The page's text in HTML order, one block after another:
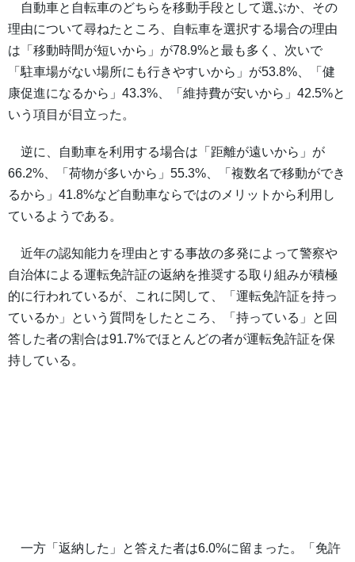
自動車と自転車のどちらを移動手段として選ぶか、その
理由について尋ねたところ、自転車を選択する場合の理由
は「移動時間が短いから」が78.9%と最も多く、次いで
「駐車場がない場所にも行きやすいから」が53.8%、「健
康促進になるから」43.3%、「維持費が安いから」42.5%と
いう項目が目立った。
逆に、自動車を利用する場合は「距離が遠いから」が
66.2%、「荷物が多いから」55.3%、「複数名で移動ができ
るから」41.8%など自動車ならではのメリットから利用し
ているようである。
近年の認知能力を理由とする事故の多発によって警察や
自治体による運転免許証の返納を推奨する取り組みが積極
的に行われているが、これに関して、「運転免許証を持っ
ているか」という質問をしたところ、「持っている」と回
答した者の割合は91.7%でほとんどの者が運転免許証を保
持している。
一方「返納した」と答えた者は6.0%に留まった。「免許